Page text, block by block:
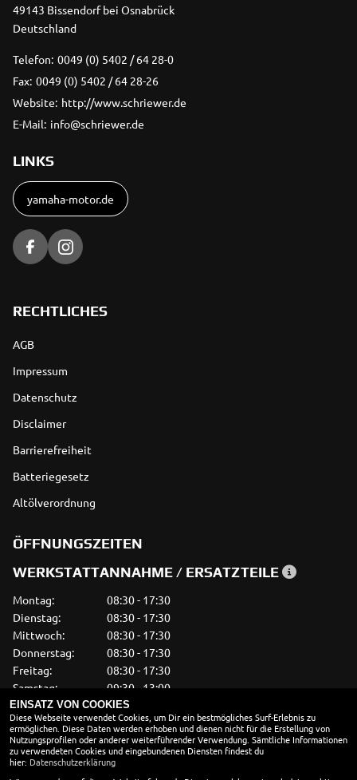
49143 Bissendorf bei Osnabrück
Deutschland
Telefon: 0049 (0) 5402 / 64 28-0
Fax: 0049 (0) 5402 / 64 28-26
Website: http://www.schriewer.de
E-Mail: info@schriewer.de
LINKS
yamaha-motor.de
RECHTLICHES
AGB
Impressum
Datenschutz
Disclaimer
Barrierefreiheit
Batteriegesetz
Altölverordnung
ÖFFNUNGSZEITEN
WERKSTATTANNAHME / ERSATZTEILE
Montag:
08:30 - 17:30
Dienstag:
08:30 - 17:30
Mittwoch:
08:30 - 17:30
Donnerstag:
08:30 - 17:30
Freitag:
08:30 - 17:30
Samstag:
09:30 - 13:00
Sonntag:
geschlossen
VERKAUF
Montag:
09:30 - 18:00
EINSATZ VON COOKIES
Diese Webseite verwendet Cookies, um Dir ein bestmögliches Surf-Erlebnis zu
ermöglichen. Diese Daten werden erhoben und dienen nicht für die Erstellung von
Nutzungsprofilen oder anderer weiterführender Verwendung. Sämtliche Informationen
zu verwendeten Cookies und eingebundenen Diensten findest du
hier: Datenschutzerklärung